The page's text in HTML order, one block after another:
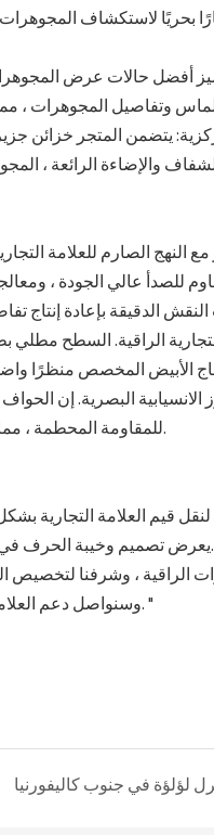
بحريًا لاستكشاف
والإضاءة الرائعة ،
للصدأ عالي الجودة ،
الدقيقة بإعادة إنتاج
الأبيض المخصص منظرًا
الانسيابية البصرية. إن
للمقاومة المحطمة ، مما يوفر بيئة عرض آمنة لكل قطعة من المجوهرات لتصبح نقطة محورية بصرية.
غامرة للعملاء. "
وسنواصل دعم العلامات التجارية المتطورة في إنشاء مساحات عرض عالية الجودة في المستقبل. "